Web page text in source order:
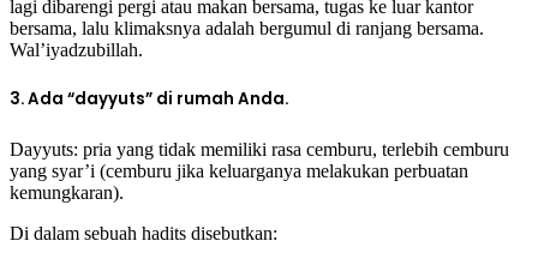
lagi dibarengi pergi atau makan bersama, tugas ke luar kantor
bersama, lalu klimaksnya adalah bergumul di ranjang bersama.
Wal’iyadzubillah.
3. Ada “dayyuts” di rumah Anda.
Dayyuts: pria yang tidak memiliki rasa cemburu, terlebih cemburu
yang syar’i (cemburu jika keluarganya melakukan perbuatan
kemungkaran).
Di dalam sebuah hadits disebutkan: